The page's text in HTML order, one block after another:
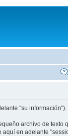
"su información").
archivo de texto
en adelante